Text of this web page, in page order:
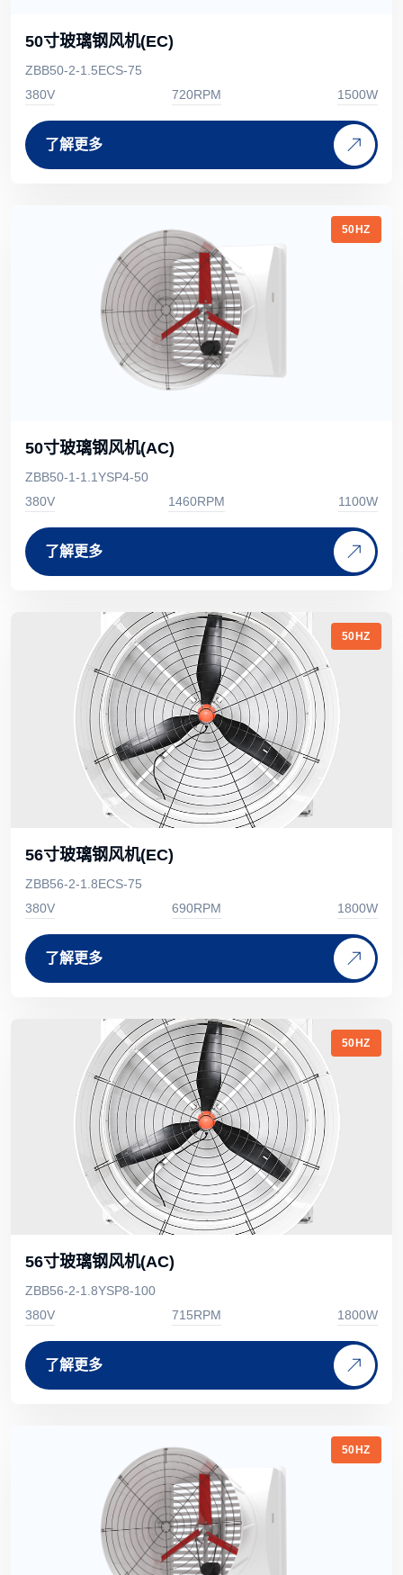
50寸玻璃钢风机(EC)
ZBB50-2-1.5ECS-75
380V
720RPM 1500W
了解更多
50HZ
50寸玻璃钢风机(AC)
ZBB50-1-1.1YSP4-50
380V
1460RPM 1100W
了解更多
50HZ
56寸玻璃钢风机(EC)
ZBB56-2-1.8ECS-75
380V
690RPM 1800W
了解更多
50HZ
56寸玻璃钢风机(AC)
ZBB56-2-1.8YSP8-100
380V
715RPM 1800W
了解更多
50HZ